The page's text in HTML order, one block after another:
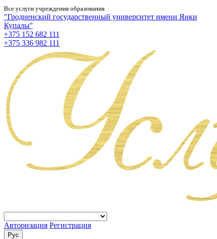
Все услуги учреждения образования
"Гродненский государственный университет имени Янки
Купалы"
+375 152 682 111
+375 336 982 111
Авторизация Регистрация
Рус